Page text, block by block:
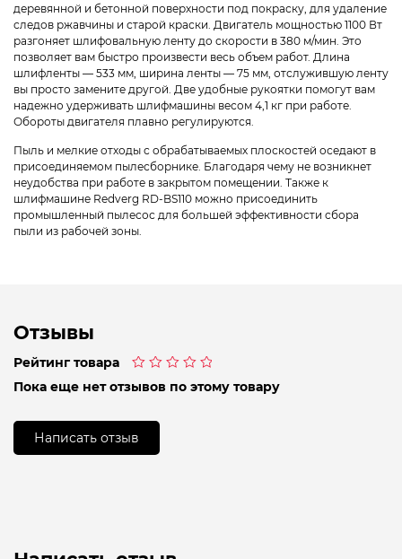
деревянной и бетонной поверхности под покраску, для удаление
следов ржавчины и старой краски. Двигатель мощностью 1100 Вт
разгоняет шлифовальную ленту до скорости в 380 м/мин. Это
позволяет вам быстро произвести весь объем работ. Длина
шлифленты — 533 мм, ширина ленты — 75 мм, отслужившую ленту
вы просто замените другой. Две удобные рукоятки помогут вам
надежно удерживать шлифмашины весом 4,1 кг при работе.
Обороты двигателя плавно регулируются.
Пыль и мелкие отходы с обрабатываемых плоскостей оседают в
присоединяемом пылесборнике. Благодаря чему не возникнет
неудобства при работе в закрытом помещении. Также к
шлифмашине Redverg RD-BS110 можно присоединить
промышленный пылесос для большей эффективности сбора
пыли из рабочей зоны.
Отзывы
Рейтинг товара
0
Пока еще нет отзывов по этому товару
Написать отзыв